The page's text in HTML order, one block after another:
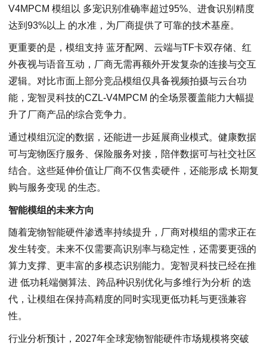
V4MPCM 模组以 多宠识别准确率超过95%、进食识别精度
达到93%以上 的水准，为厂商提供了可靠的技术基座。
更重要的是，模组支持 蓝牙配网、云端与TF卡双存储、红
外夜视与语音互动，厂商无需再额外开发复杂的连接与交互
逻辑。对比市面上部分竞品模组仅具备视频拍摄与云台功
能，宠智灵科技的CZL-V4MPCM 的全场景覆盖能力大幅提
升了厂商产品的综合竞争力。
通过模组沉淀的数据，还能进一步延展商业模式。健康数据
可与宠物医疗服务、保险服务对接，陪伴数据可与社交社区
结合。这些延伸价值让厂商不仅售卖硬件，还能形成 长期复
购与服务变现 的生态。
智能模组的未来方向
随着宠物智能硬件渗透率持续提升，厂商对模组的需求正在
发生转变。未来不仅需要高识别率与稳定性，还需要更强的
算力支撑、更丰富的多模态识别能力。宠智灵科技已经在推
进 低功耗端侧算法、跨品种识别优化与多维行为分析 的迭
代，让模组在保持高精度的同时实现更低功耗与更强兼容
性。
行业分析预计，2027年全球宠物智能硬件市场规模将突破